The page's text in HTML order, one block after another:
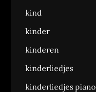
kind
kinder
kinderen
kinderliedjes
kinderliedjes piano